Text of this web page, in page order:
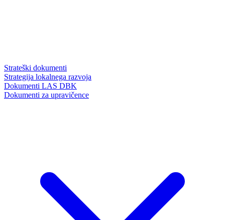
Strateški dokumenti
Strategija lokalnega razvoja
Dokumenti LAS DBK
Dokumenti za upravičence